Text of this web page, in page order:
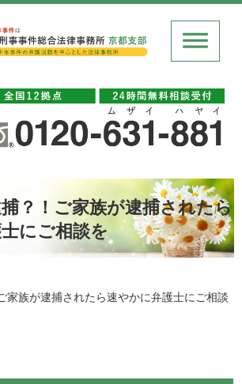
？！ご家族が逮捕されたら
にご相談を
家族が逮捕されたら速やかに弁護士にご相談